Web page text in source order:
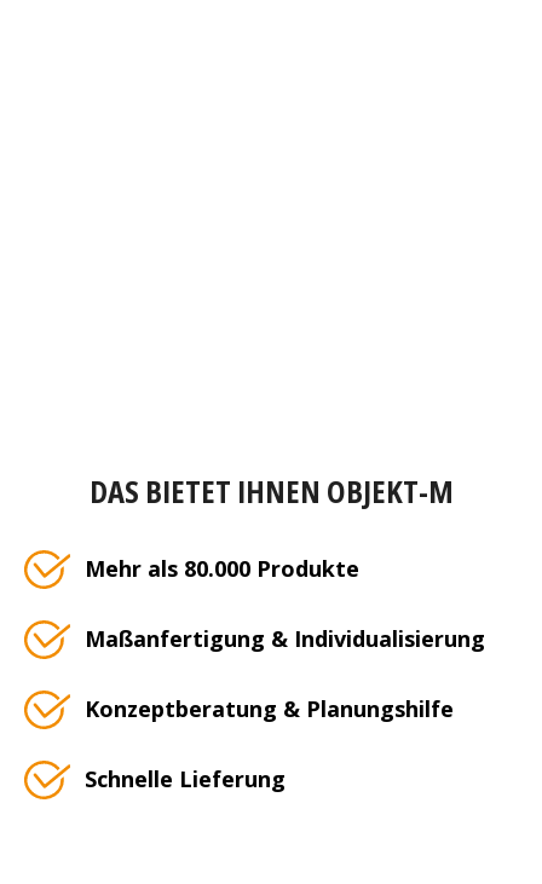
DAS BIETET IHNEN OBJEKT-M
Mehr als 80.000 Produkte
Maßanfertigung & Individualisierung
Konzeptberatung & Planungshilfe
Schnelle Lieferung